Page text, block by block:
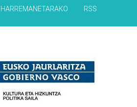
HARREMANETARAKO RSS